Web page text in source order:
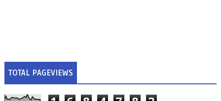
TOTAL PAGEVIEWS